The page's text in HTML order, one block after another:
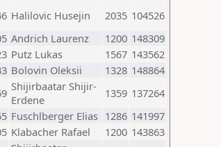
Halilovic Husejin 2035 104526
Andrich Laurenz 1200 148309
Putz Lukas 1567 143562
Bolovin Oleksii 1328 148864
Shijirbaatar Shijir-
Erdene
1359 137264
Fuschlberger Elias 1286 141997
Klabacher Rafael 1200 143863